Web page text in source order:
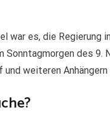
war es, die Regierung
Sonntagmorgen des
weiteren